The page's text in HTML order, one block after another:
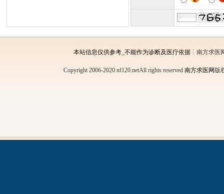
本站信息仅供参考_不能作为诊断及医疗依据┊南方求医
Copyright 2006-2020 nf120.netAll rights reserved 南方求医网 版